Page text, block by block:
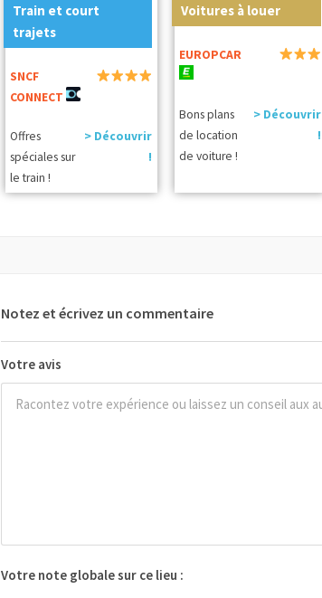
Train et court
trajets
SNCF
CONNECT
Offres
spéciales sur
le train !
> Découvrir
!
Voitures à louer
EUROPCAR
Bons plans
de location
de voiture !
> Découvrir
!
Notez et écrivez un commentaire
Votre avis
Votre note globale sur ce lieu :